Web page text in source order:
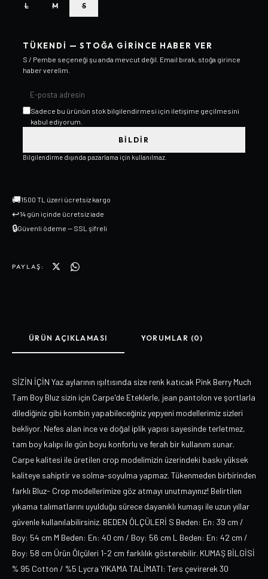
L M S
TÜKENDI — STOĞA GIRINCE HABER VER
S / Pembe seçeneği şu anda mevcut değil. Email bırak, stoğa girince
haber verelim.
Sadece bu ürünün stok bilgilendirmesi için iletişime geçilmesini
kabul ediyorum.
BILDIR
Bilgilendirme dışında pazarlama için kullanılmaz.
🚚1500 TL üzeri ücretsiz kargo
↩14 gün içinde ücretsiz iade
🔒Güvenli ödeme — SSL şifreli
PAYLAŞ:
ÜRÜN AÇIKLAMASI YORUMLAR (0)
SİZİN İÇİN Yaz aylarının ışıltısında size renk katıcak Pink Berry Much
Tam Boy Bluz sizin için Carpe'de Eteklerle, jean pantolon ve şortlarla
dilediğiniz gibi kombin yapabileceğiniz yepyeni modellerimiz sizleri
bekliyor. Nefes alan ince ve doğal iplik yapısı sayesinde terletmez,
tam boy kalıpı ile gün boyu konforlu ve ferah bir kullanım sunar.
Carpe kalitesi ile üretilen crop modelimizin üzerindeki baskı yüksek
kaliteye sahiptir ve solma-soyulma yapmaz. Tükenmeden birbirinden
farklı Bluz- Crop modellerimize göz atmayı unutmayınız! Belirtilen
yıkama talımatlarını uyulduğu sürece dayanıklı kumaşı ile uzun yıllar
güvenle kullanılabilirsiniz. BEDEN ÖLÇÜLERİ S Beden: En: 39 cm /
Boy: 54 cm M Beden: En: 40 cm / Boy: 56 cm L Beden: En: 42 cm /
Boy: 58 cm Ürün Ölçüleri 1-2 cm farklılık gösterebilir. KUMAŞ BİLGİSİ
% 95 Cotton / %5 Lycra YIKAMA TALİMATI: Ters çevirerek 30